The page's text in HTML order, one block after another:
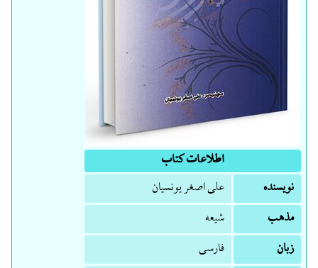
اطلاعات کتاب
نویسنده
علی اصغر یونسیان
مذهب
شیعه
زبان
فارسی